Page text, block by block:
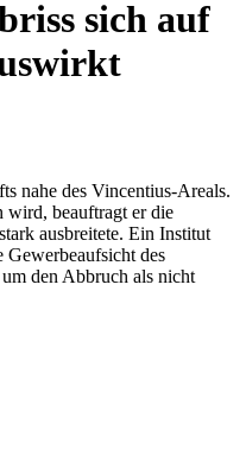
sich auf
nahe des Vincentius-Areals.
wird, beauftragt er die
ausbreitete. Ein Institut
Gewerbeaufsicht des
den Abbruch als nicht